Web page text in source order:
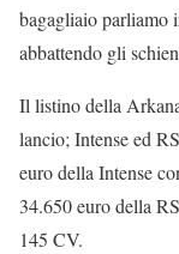
bagagliaio parliamo
abbattendo gli
Il listino della
lancio; Intense ed
euro della Intense
34.650 euro della
145 CV.